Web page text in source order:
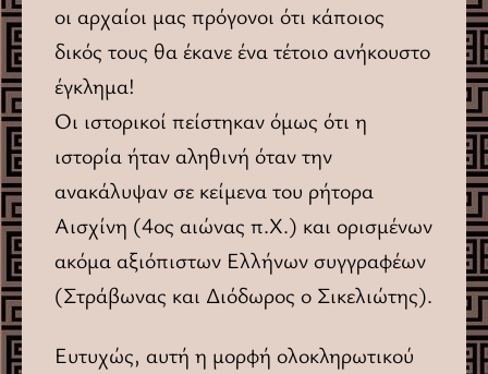
οι αρχαίοι μας πρόγονοι ότι κάποιος
δικός τους θα έκανε ένα τέτοιο ανήκουστο
έγκλημα!
Οι ιστορικοί πείστηκαν όμως ότι η
ιστορία ήταν αληθινή όταν την
ανακάλυψαν σε κείμενα του ρήτορα
Αισχίνη (4ος αιώνας π.X.) και ορισμένων
ακόμα αξιόπιστων Ελλήνων συγγραφέων
(Στράβωνας και Διόδωρος ο Σικελιώτης).
Ευτυχώς, αυτή η μορφή ολοκληρωτικού